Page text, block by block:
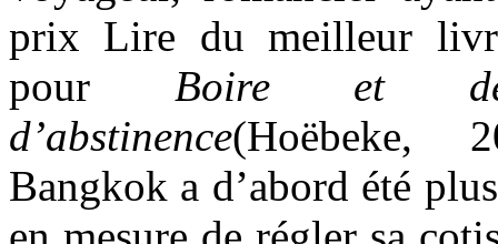
prix Lire du meilleur
pour Boire et
d’abstinence(Hoëbeke,
Bangkok a d’abord été